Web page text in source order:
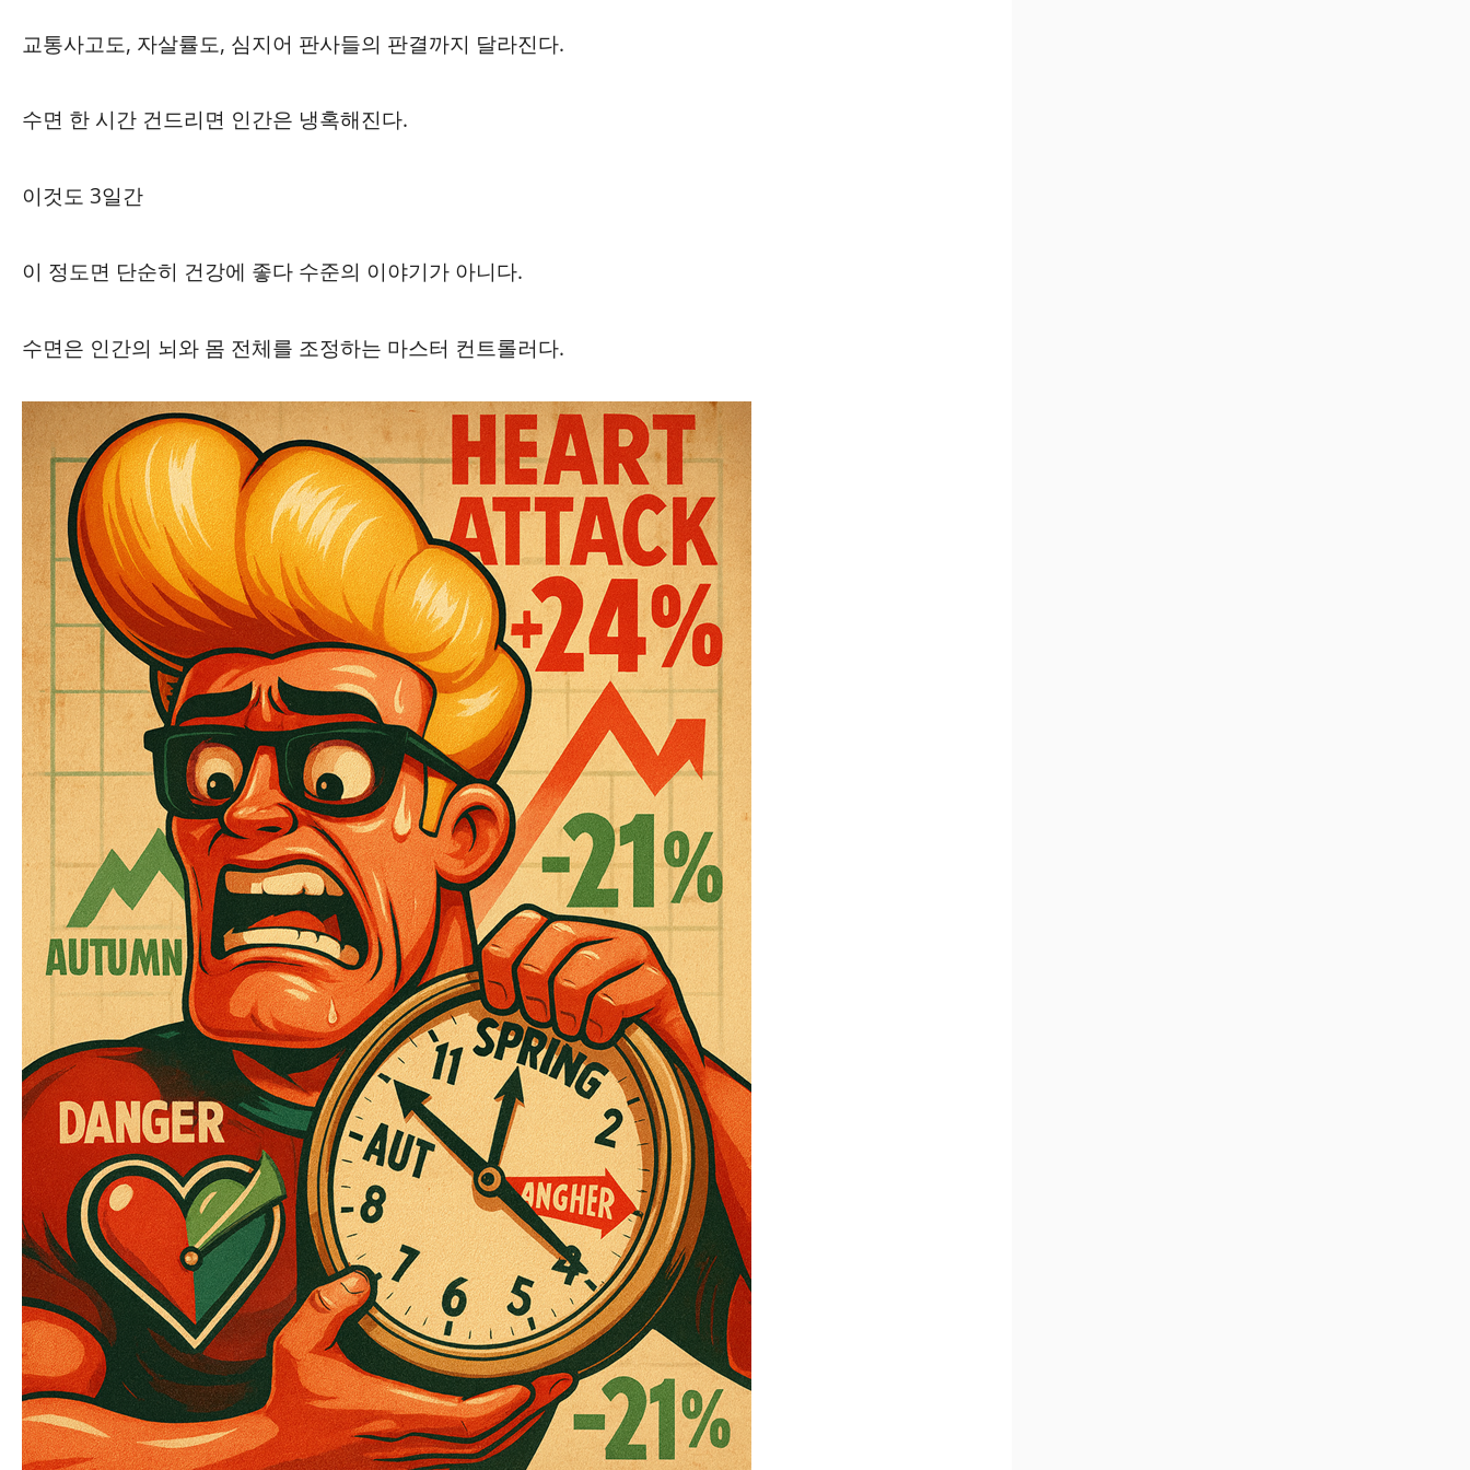
교통사고도, 자살률도, 심지어 판사들의 판결까지 달라진다.
수면 한 시간 건드리면 인간은 냉혹해진다.
이것도 3일간
이 정도면 단순히 건강에 좋다 수준의 이야기가 아니다.
수면은 인간의 뇌와 몸 전체를 조정하는 마스터 컨트롤러다.